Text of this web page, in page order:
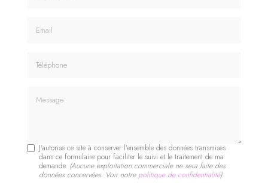
J'autorise ce site à conserver l'ensemble des données transmises
dans ce formulaire pour faciliter le suivi et le traitement de ma
demande. (Aucune exploitation commerciale ne sera faite des
données concervées. Voir notrepolitique de confidentialité)